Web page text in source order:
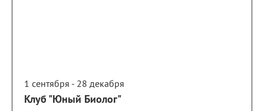
1 сентября - 28 декабря
Клуб "Юный Биолог"